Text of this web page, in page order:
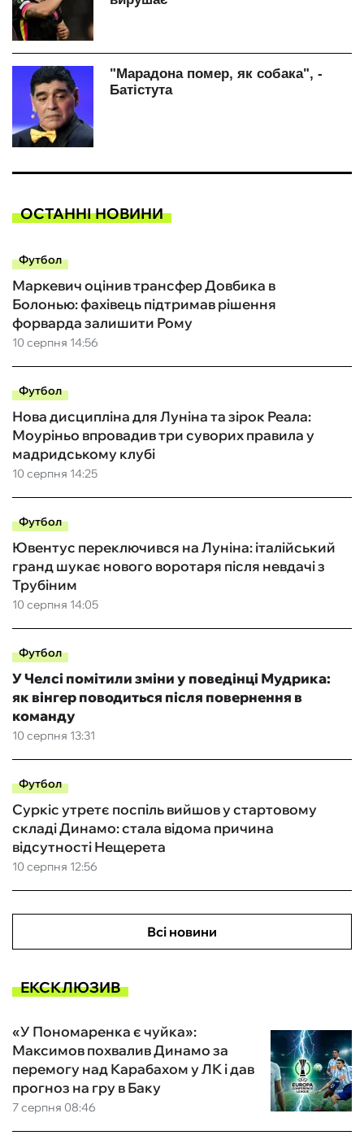
ОСТАННІ НОВИНИ
Футбол
10 серпня 14:56
Маркевич оцінив трансфер Довбика в
Болонью: фахівець підтримав рішення
форварда залишити Рому
Футбол
10 серпня 14:25
Нова дисципліна для Луніна та зірок Реала:
Моуріньо впровадив три суворих правила у
мадридському клубі
Футбол
10 серпня 14:05
Ювентус переключився на Луніна: італійський
гранд шукає нового воротаря після невдачі з
Трубіним
Футбол
10 серпня 13:31
У Челсі помітили зміни у поведінці Мудрика:
як вінгер поводиться після повернення в
команду
Футбол
10 серпня 12:56
Суркіс утретє поспіль вийшов у стартовому
складі Динамо: стала відома причина
відсутності Нещерета
Всі новини
ЕКСКЛЮЗИВ
7 серпня 08:46
«У Пономаренка є чуйка»:
Максимов похвалив Динамо за
перемогу над Карабахом у ЛК і дав
прогноз на гру в Баку